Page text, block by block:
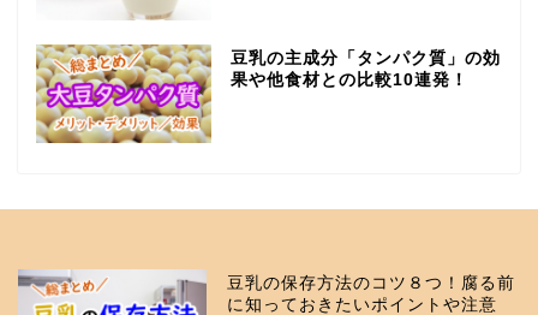
豆乳の主成分「タンパク質」の効
果や他食材との比較10連発！
豆乳の保存方法のコツ８つ！腐る前
に知っておきたいポイントや注意